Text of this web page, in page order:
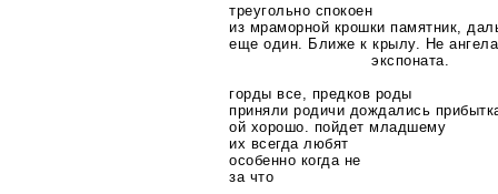
треугольно спокоен
из мраморной крошки памятник,
еще один. Ближе к крылу. Не
экспоната.
горды все, предков роды
приняли родичи дождались
ой хорошо. пойдет младшему
их всегда любят
особенно когда не
за что